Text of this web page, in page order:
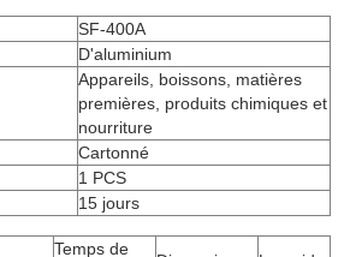
SF-400A
D'aluminium
Appareils, boissons, matières
premières, produits chimiques et
nourriture
Cartonné
1 PCS
15 jours
Temps de